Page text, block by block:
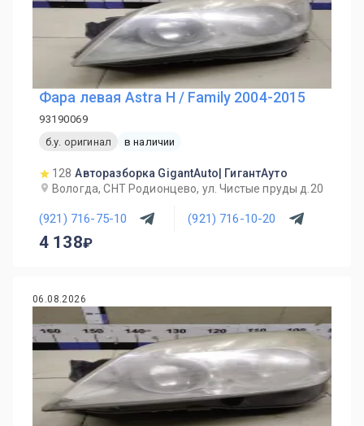
Фара левая Astra H / Family 2004-2015
93190069
б.у. оригинал
в наличии
128 Авторазборка GigantAuto| ГигантАуто
Вологда, СНТ Родионцево, ул. Чистые пруды д.20
(921) 716-75-10 (921) 716-10-20
4 138
06.08.2026